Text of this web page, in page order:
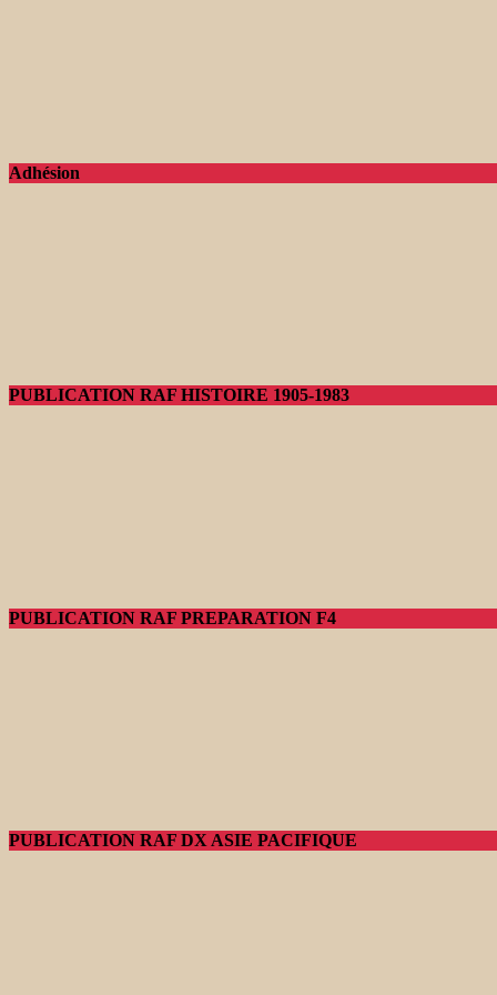
Adhésion
PUBLICATION RAF HISTOIRE 1905-1983
PUBLICATION RAF PREPARATION F4
PUBLICATION RAF DX ASIE PACIFIQUE